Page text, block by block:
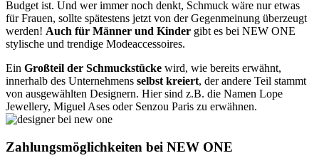
Budget ist. Und wer immer noch denkt, Schmuck wäre nur etwas
für Frauen, sollte spätestens jetzt von der Gegenmeinung überzeugt
werden! Auch für Männer und Kinder gibt es bei NEW ONE
stylische und trendige Modeaccessoires.
Ein Großteil der Schmuckstücke wird, wie bereits erwähnt,
innerhalb des Unternehmens selbst kreiert, der andere Teil stammt
von ausgewählten Designern. Hier sind z.B. die Namen Lope
Jewellery, Miguel Ases oder Senzou Paris zu erwähnen.
Zahlungsmöglichkeiten bei NEW ONE